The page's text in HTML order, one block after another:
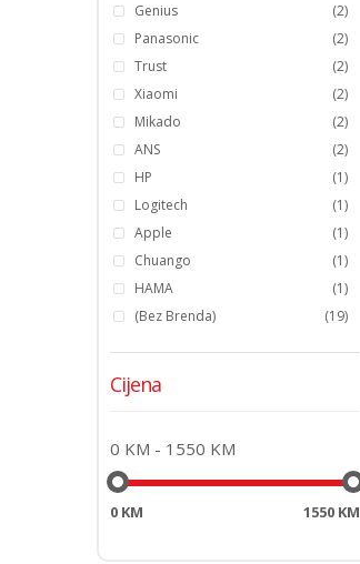
Genius
(2)
Panasonic
(2)
Trust
(2)
Xiaomi
(2)
Mikado
(2)
ANS
(2)
HP
(1)
Logitech
(1)
Apple
(1)
Chuango
(1)
HAMA
(1)
(bez Brenda)
(19)
Cijena
0 KM - 1550 KM
0 KM 1550 KM